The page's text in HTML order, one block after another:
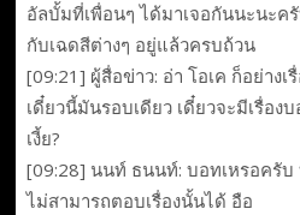
อัลบั้มที่เพื่อนๆ ได้มาเจอกันนะนะค
กับเฉดสีต่างๆ อยู่แล้วครบถ้วน
[09:21] ผู้สื่อข่าว: อ่า โอเค ก็อย่างเ
เดี๋ยวนี้มันรอบเดียว เดี๋ยวจะมีเรื่อง
เงี้ย?
[09:28] นนท์ ธนนท์: บอทเหรอครั
ไม่สามารถตอบเรื่องนั้นได้ อือ